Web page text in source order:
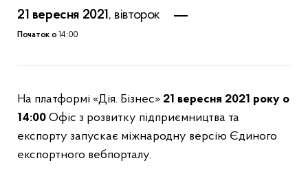
21 вересня 2021, вівторок
Початок о 14:00
На платформі «Дія. Бізнес» 21 вересня 2021 року о
14:00 Офіс з розвитку підприємництва та
експорту запускає міжнародну версію Єдиного
експортного вебпорталу.